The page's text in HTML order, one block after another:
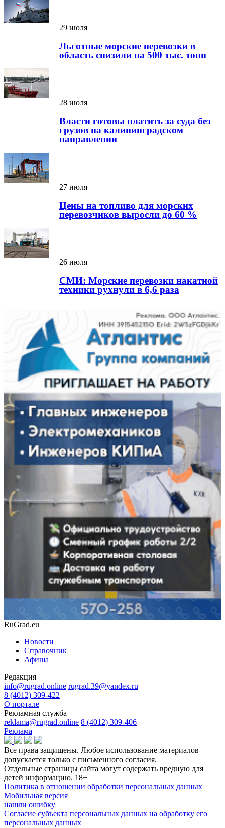
29 июля
Льготные морские перевозки в
область снизили на 500 тыс. тонн
28 июля
Власти готовы платить за суда без
грузов на калининградском
направлении
27 июля
Цены на топливо для морских
перевозчиков выросли до 60 %
26 июля
СМИ: Морские перевозки накатной
техники рухнули в 6,6 раза
RuGrad.eu
Новости
Справочник
Афиша
Редакция
info@rugrad.online rugrad.39@yandex.ru
8 (4012) 309-422
О портале
Рекламная служба
reklama@rugrad.online 8 (4012) 309-406
Реклама
Все права защищены. Любое использование материалов
допускается только с письменного согласия.
Отдельные страницы сайта могут содержать вредную для
детей информацию. 18+
Политика в отношении обработки персональных данных
Мобильная версия
нашли ошибку
Согласие субъекта персональных данных на обработку его
персональных данных